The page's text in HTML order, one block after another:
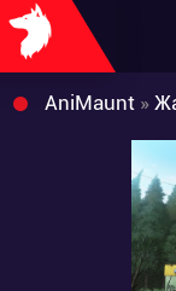
AniMaunt »